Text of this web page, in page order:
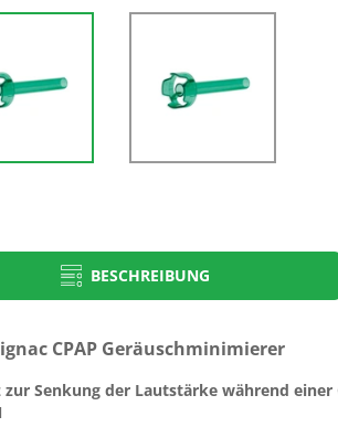
BESCHREIBUNG
Produkt-Typbezeichnung
erhalten Sie nach
CPAP Geräuschminimierer
zur Senkung der Lautstärke während